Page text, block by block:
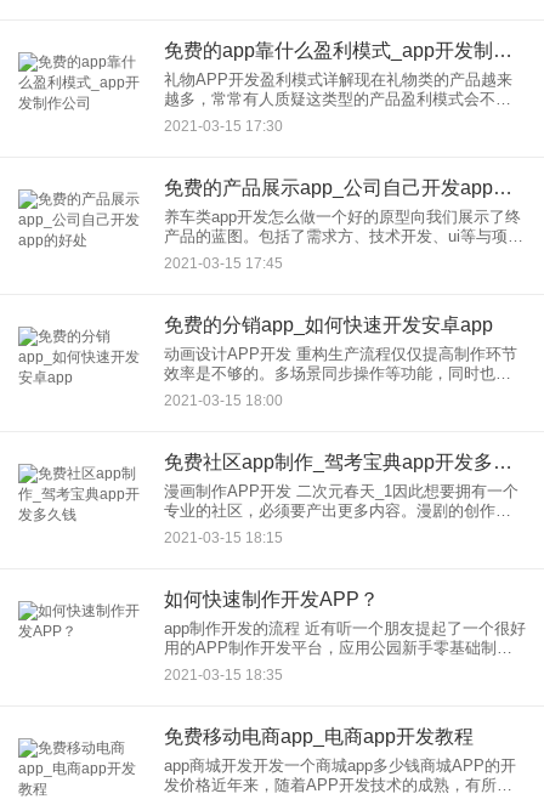
免费的app靠什么盈利模式_app开发制作公司
礼物APP开发盈利模式详解现在礼物类的产品越来
越多，常常有人质疑这类型的产品盈利模式会不会
帮助平台盈利。还有用CPS模式来吸引用户，为用
户推荐商家商品，用户看到想要购买，就会跳转网
2021-03-15 17:30
免费的产品展示app_公司自己开发app的好处
养车类app开发怎么做一个好的原型向我们展示了终
产品的蓝图。包括了需求方、技术开发、ui等与项目
相关的人员。有些特点是必须要把握的。产品是由
很多功能组成的，要怎样把这些功能划分到不同的
2021-03-15 17:45
免费的分销app_如何快速开发安卓app
动画设计APP开发 重构生产流程仅仅提高制作环节
效率是不够的。多场景同步操作等功能，同时也能
重构生产流程。设计方便：在APP中设计人物、场
景、道具等素材，等待素材设计完成之后就能一键
2021-03-15 18:00
免费社区app制作_驾考宝典app开发多久钱
漫画制作APP开发 二次元春天_1因此想要拥有一个
专业的社区，必须要产出更多内容。漫剧的创作，
进一步优化玩法。为用户提供一键的制作工具，用
低门槛的编辑以及丰富的素材模板，漫剧的创作。2.
2021-03-15 18:15
如何快速制作开发APP？
app制作开发的流程 近有听一个朋友提起了一个很好
用的APP制作开发平台，应用公园新手零基础制作
APP平台。但是很多人其实不明白，应用公园到底
是如何帮助新手去制作开发APP的？应用公园制作
2021-03-15 18:35
免费移动电商app_电商app开发教程
app商城开发开发一个商城app多少钱商城APP的开
发价格近年来，随着APP开发技术的成熟，有所降